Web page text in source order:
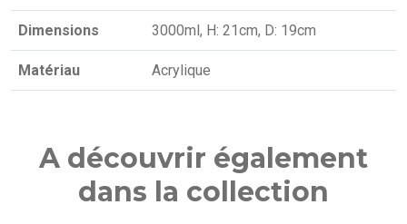
Dimensions 3000ml, H: 21cm, D: 19cm
Matériau Acrylique
A découvrir également
dans la collection